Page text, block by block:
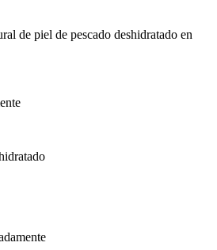
de piel de pescado deshidratado en